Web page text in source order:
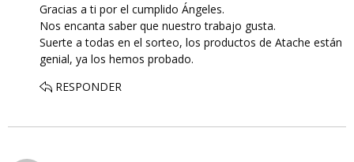
Gracias a ti por el cumplido Ángeles.
Nos encanta saber que nuestro trabajo gusta.
Suerte a todas en el sorteo, los productos de Atache están
genial, ya los hemos probado.
RESPONDER